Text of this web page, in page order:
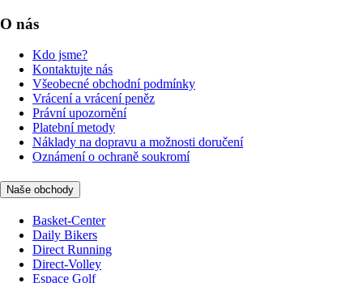
O nás
Kdo jsme?
Kontaktujte nás
Všeobecné obchodní podmínky
Vrácení a vrácení peněz
Právní upozornění
Platební metody
Náklady na dopravu a možnosti doručení
Oznámení o ochraně soukromí
Naše obchody
Basket-Center
Daily Bikers
Direct Running
Direct-Volley
Espace Golf